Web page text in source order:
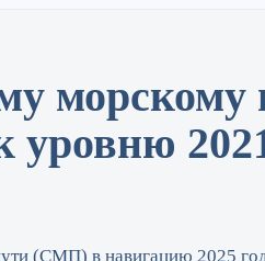
морскому
уровню
(СМП) в навигацию 2025